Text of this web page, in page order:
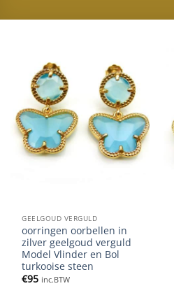
GEELGOUD VERGULD
oorringen oorbellen in
zilver geelgoud verguld
Model Vlinder en Bol
turkooise steen
€95 inc.BTW